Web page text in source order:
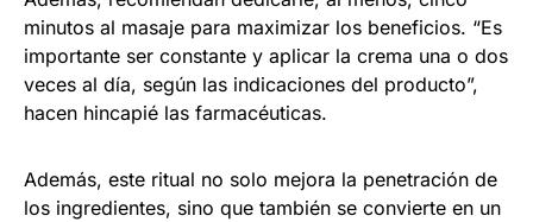
minutos al masaje para maximizar los beneficios. “Es
importante ser constante y aplicar la crema una o dos
veces al día, según las indicaciones del producto”,
hacen hincapié las farmacéuticas.
Además, este ritual no solo mejora la penetración de
los ingredientes, sino que también se convierte en un